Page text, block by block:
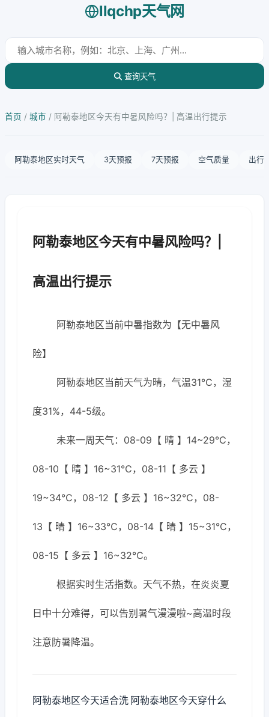
llqchp天气网
查询天气
首页 / 城市 / 阿勒泰地区今天有中暑风险吗？| 高温出行提示
阿勒泰地区实时天气 3天预报 7天预报 空气质量 出行
阿勒泰地区今天有中暑风险吗？|
高温出行提示
阿勒泰地区当前中暑指数为【无中暑风
险】
阿勒泰地区当前天气为晴，气温31℃，湿
度31%，44-5级。
未来一周天气：08-09【 晴 】14~29℃，
08-10【 晴 】16~31℃，08-11【 多云 】
19~34℃，08-12【 多云 】16~32℃，08-
13【 晴 】16~33℃，08-14【 晴 】15~31℃，
08-15【 多云 】16~32℃。
根据实时生活指数。天气不热，在炎炎夏
日中十分难得，可以告别暑气漫漫啦~高温时段
注意防暑降温。
阿勒泰地区今天适合洗 阿勒泰地区今天穿什么